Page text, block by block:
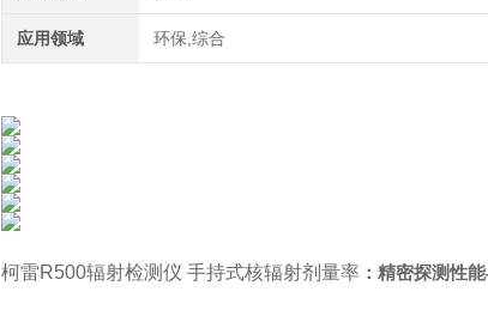
应用领域 环保,综合
柯雷R500辐射检测仪 手持式核辐射剂量率：精密探测性